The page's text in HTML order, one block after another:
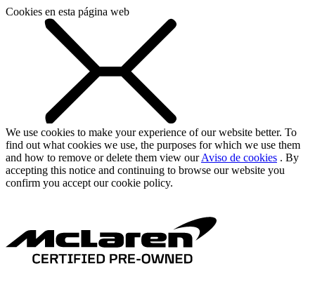
Cookies en esta página web
We use cookies to make your experience of our website better. To
find out what cookies we use, the purposes for which we use them
and how to remove or delete them view ourAviso de cookies . By
accepting this notice and continuing to browse our website you
confirm you accept our cookie policy.